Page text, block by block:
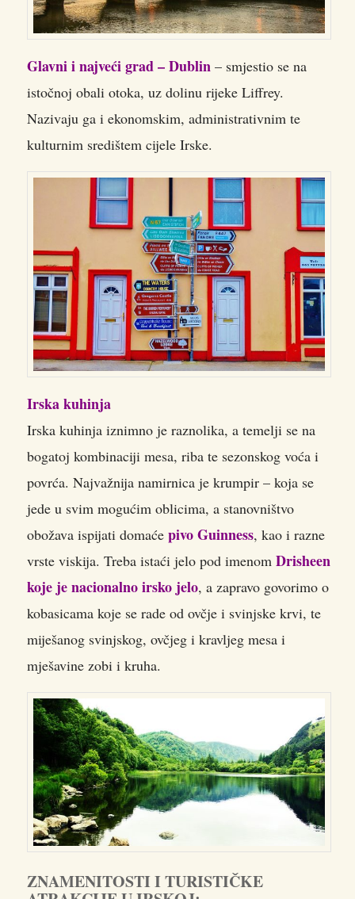
Glavni i najveći grad – Dublin – smjestio se na
istočnoj obali otoka, uz dolinu rijeke Liffrey.
Nazivaju ga i ekonomskim, administrativnim te
kulturnim središtem cijele Irske.
Irska kuhinja
Irska kuhinja iznimno je raznolika, a temelji se na
bogatoj kombinaciji mesa, riba te sezonskog voća i
povrća. Najvažnija namirnica je krumpir – koja se
jede u svim mogućim oblicima, a stanovništvo
obožava ispijati domaće pivo Guinness, kao i razne
vrste viskija. Treba istaći jelo pod imenom Drisheen
koje je nacionalno irsko jelo, a zapravo govorimo o
kobasicama koje se rade od ovčje i svinjske krvi, te
miješanog svinjskog, ovčjeg i kravljeg mesa i
mješavine zobi i kruha.
ZNAMENITOSTI I TURISTIČKE